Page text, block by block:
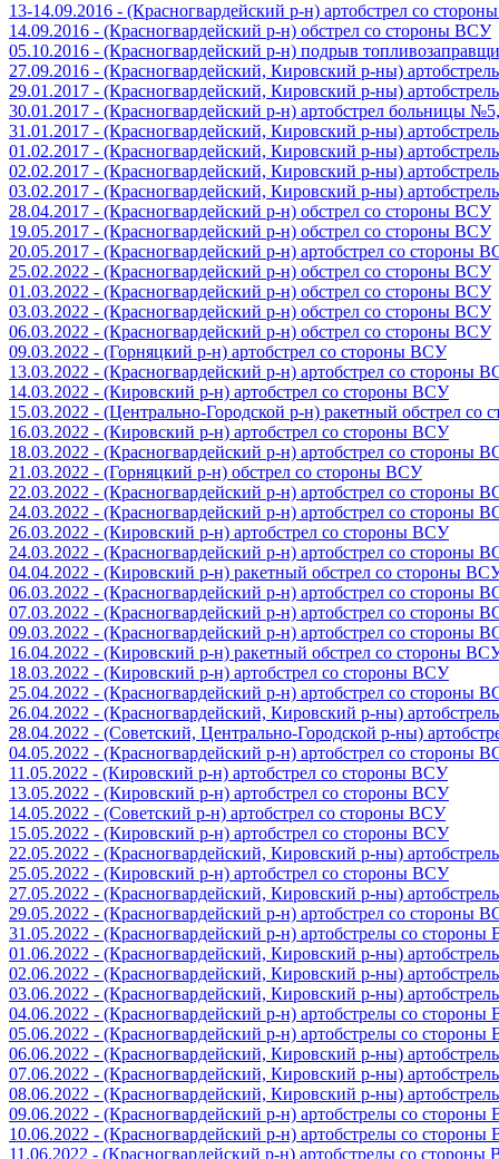
13-14.09.2016 - (Красногвардейский р-н) артобстрел со
14.09.2016 - (Красногвардейский р-н) обстрел со стороны ВСУ
05.10.2016 - (Красногвардейский р-н) подрыв
27.09.2016 - (Красногвардейский, Кировский р-ны)
29.01.2017 - (Красногвардейский, Кировский р-ны)
30.01.2017 - (Красногвардейский р-н) артобстрел больницы
31.01.2017 - (Красногвардейский, Кировский р-ны)
01.02.2017 - (Красногвардейский, Кировский р-ны)
02.02.2017 - (Красногвардейский, Кировский р-ны)
03.02.2017 - (Красногвардейский, Кировский р-ны)
28.04.2017 - (Красногвардейский р-н) обстрел со стороны ВСУ
19.05.2017 - (Красногвардейский р-н) обстрел со стороны ВСУ
20.05.2017 - (Красногвардейский р-н) артобстрел со стороны
25.02.2022 - (Красногвардейский р-н) обстрел со стороны ВСУ
01.03.2022 - (Красногвардейский р-н) обстрел со стороны ВСУ
03.03.2022 - (Красногвардейский р-н) обстрел со стороны ВСУ
06.03.2022 - (Красногвардейский р-н) обстрел со стороны ВСУ
09.03.2022 - (Горняцкий р-н) артобстрел со стороны ВСУ
13.03.2022 - (Красногвардейский р-н) артобстрел со стороны
14.03.2022 - (Кировский р-н) артобстрел со стороны ВСУ
15.03.2022 - (Центрально-Городской р-н) ракетный обстрел со
16.03.2022 - (Кировский р-н) артобстрел со стороны ВСУ
18.03.2022 - (Красногвардейский р-н) артобстрел со стороны
21.03.2022 - (Горняцкий р-н) обстрел со стороны ВСУ
22.03.2022 - (Красногвардейский р-н) артобстрел со стороны
24.03.2022 - (Красногвардейский р-н) артобстрел со стороны
26.03.2022 - (Кировский р-н) артобстрел со стороны ВСУ
24.03.2022 - (Красногвардейский р-н) артобстрел со стороны
04.04.2022 - (Кировский р-н) ракетный обстрел со стороны
06.03.2022 - (Красногвардейский р-н) артобстрел со стороны
07.03.2022 - (Красногвардейский р-н) артобстрел со стороны
09.03.2022 - (Красногвардейский р-н) артобстрел со стороны
16.04.2022 - (Кировский р-н) ракетный обстрел со стороны
18.03.2022 - (Кировский р-н) артобстрел со стороны ВСУ
25.04.2022 - (Красногвардейский р-н) артобстрел со стороны
26.04.2022 - (Красногвардейский, Кировский р-ны)
28.04.2022 - (Советский, Центрально-Городской р-ны)
04.05.2022 - (Красногвардейский р-н) артобстрел со стороны
11.05.2022 - (Кировский р-н) артобстрел со стороны ВСУ
13.05.2022 - (Кировский р-н) артобстрел со стороны ВСУ
14.05.2022 - (Советский р-н) артобстрел со стороны ВСУ
15.05.2022 - (Кировский р-н) артобстрел со стороны ВСУ
22.05.2022 - (Красногвардейский, Кировский р-ны)
25.05.2022 - (Кировский р-н) артобстрел со стороны ВСУ
27.05.2022 - (Красногвардейский, Кировский р-ны)
29.05.2022 - (Красногвардейский р-н) артобстрел со стороны
31.05.2022 - (Красногвардейский р-н) артобстрелы со
01.06.2022 - (Красногвардейский, Кировский р-ны)
02.06.2022 - (Красногвардейский, Кировский р-ны)
03.06.2022 - (Красногвардейский, Кировский р-ны)
04.06.2022 - (Красногвардейский р-н) артобстрелы со
05.06.2022 - (Красногвардейский р-н) артобстрелы со
06.06.2022 - (Красногвардейский, Кировский р-ны)
07.06.2022 - (Красногвардейский, Кировский р-ны)
08.06.2022 - (Красногвардейский, Кировский р-ны)
09.06.2022 - (Красногвардейский р-н) артобстрелы со
10.06.2022 - (Красногвардейский р-н) артобстрелы со
11.06.2022 - (Красногвардейский р-н) артобстрелы со стороны